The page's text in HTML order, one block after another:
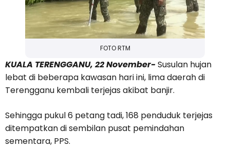
FOTO RTM
KUALA TERENGGANU, 22 November-Susulan hujan
lebat di beberapa kawasan hari ini, lima daerah di
Terengganu kembali terjejas akibat banjir.
Sehingga pukul 6 petang tadi, 168 penduduk terjejas
ditempatkan di sembilan pusat pemindahan
sementara, PPS.